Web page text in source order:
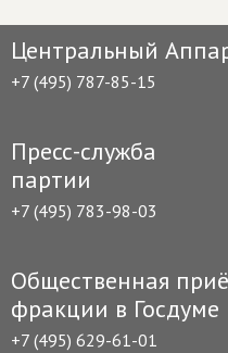
Центральный
+7 (495) 787-85-15
Пресс-служба
партии
+7 (495) 783-98-03
Общественная
фракции в Госдуме
+7 (495) 629-61-01